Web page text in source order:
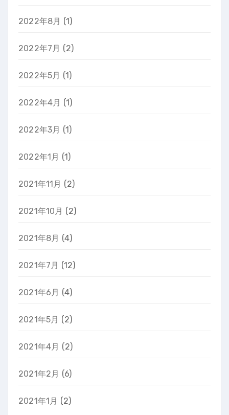
2022年8月 (1)
2022年7月 (2)
2022年5月 (1)
2022年4月 (1)
2022年3月 (1)
2022年1月 (1)
2021年11月 (2)
2021年10月 (2)
2021年8月 (4)
2021年7月 (12)
2021年6月 (4)
2021年5月 (2)
2021年4月 (2)
2021年2月 (6)
2021年1月 (2)